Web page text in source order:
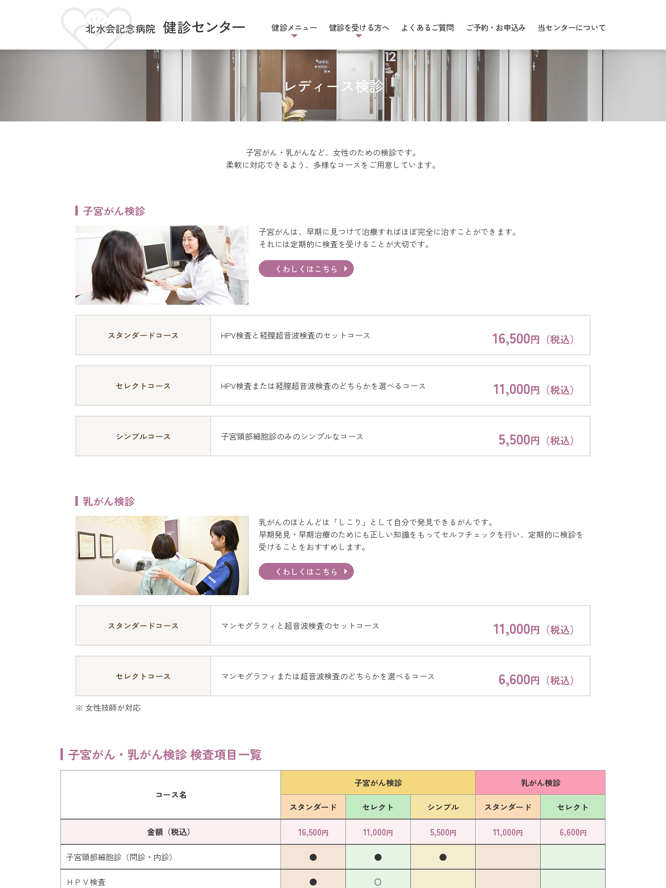
健診メニュー
レディース検診 企業健診 オプション検査
健診を受ける方へ
健診の注意事項 各種書類ダウンロード
よくあるご質問 ご予約・お申込み 当センターについて
レディース検診
子宮がん・乳がんなど、女性のための検診です。
柔軟に対応できるよう、多様なコースをご用意しています。
子宮がん検診
子宮がんは、早期に見つけて治療すればほぼ完全に治すことができます。
それには定期的に検査を受けることが大切です。
くわしくはこちら
スタンダードコース HPV検査と経膣超音波検査のセットコース 16,500円（税込）
セレクトコース HPV検査または経膣超音波検査のどちらかを選べるコース 11,000円（税込）
シンプルコース 子宮頸部細胞診のみのシンプルなコース 5,500円（税込）
乳がん検診
乳がんのほとんどは「しこり」として自分で発見できるがんです。
早期発見・早期治療のためにも正しい知識をもってセルフチェックを行い、定期的に検診を
受けることをおすすめします。
くわしくはこちら
スタンダードコース マンモグラフィと超音波検査のセットコース 11,000円（税込）
セレクトコース マンモグラフィまたは超音波検査のどちらかを選べるコース 6,600円（税込）
※ 女性技師が対応
子宮がん・乳がん検診 検査項目一覧
コース名
子宮がん検診 乳がん検診
スタンダード セレクト シンプル スタンダード セレクト
金額（税込） 16,500円 11,000円 5,500円 11,000円 6,600円
子宮頸部細胞診（問診・内診） ● ● ●
ＨＰＶ検査 ● 〇